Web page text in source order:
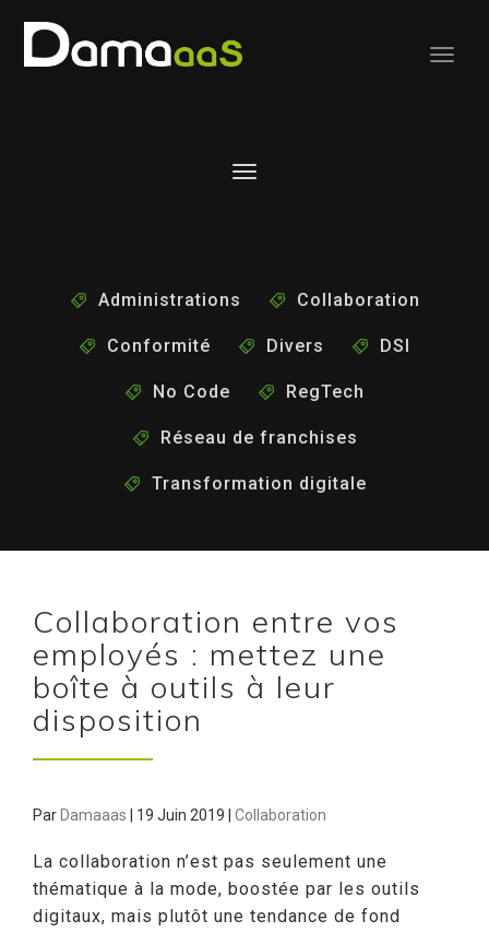
Administrations Collaboration
Conformité Divers DSI
No Code RegTech
Réseau de franchises
Transformation digitale
Collaboration entre vos
employés : mettez une
boîte à outils à leur
disposition
Par Damaaas 19 Juin 2019 Collaboration
La collaboration n’est pas seulement une
thématique à la mode, boostée par les outils
digitaux, mais plutôt une tendance de fond